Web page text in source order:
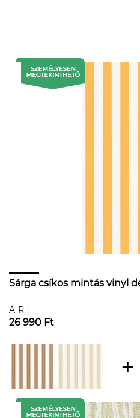
Sárga csíkos mintás vinyl
ÁR:
26 990 Ft